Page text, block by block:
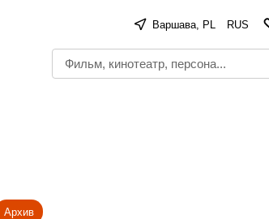
Варшава, PL RUS
Архив